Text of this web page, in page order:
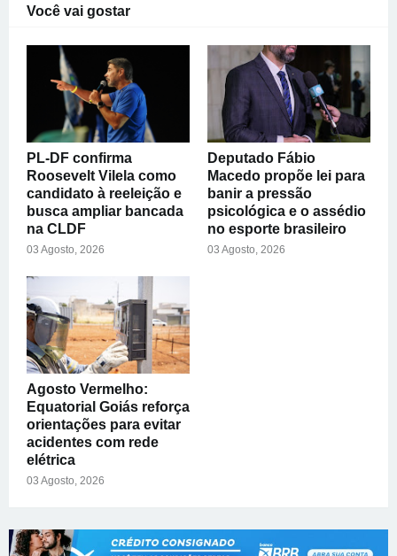
Você vai gostar
PL-DF confirma
Roosevelt Vilela como
candidato à reeleição e
busca ampliar bancada
na CLDF
03 Agosto, 2026
Deputado Fábio
Macedo propõe lei para
banir a pressão
psicológica e o assédio
no esporte brasileiro
03 Agosto, 2026
Agosto Vermelho:
Equatorial Goiás reforça
orientações para evitar
acidentes com rede
elétrica
03 Agosto, 2026